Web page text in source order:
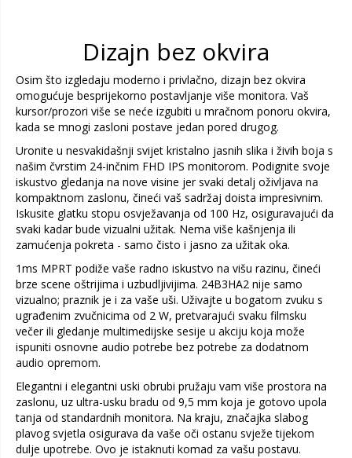
Dizajn bez okvira
Osim što izgledaju moderno i privlačno, dizajn bez okvira
omogućuje besprijekorno postavljanje više monitora. Vaš
kursor/prozori više se neće izgubiti u mračnom ponoru okvira,
kada se mnogi zasloni postave jedan pored drugog.
Uronite u nesvakidašnji svijet kristalno jasnih slika i živih boja s
našim čvrstim 24-inčnim FHD IPS monitorom. Podignite svoje
iskustvo gledanja na nove visine jer svaki detalj oživljava na
kompaktnom zaslonu, čineći vaš sadržaj doista impresivnim.
Iskusite glatku stopu osvježavanja od 100 Hz, osiguravajući da
svaki kadar bude vizualni užitak. Nema više kašnjenja ili
zamućenja pokreta - samo čisto i jasno za užitak oka.
1ms MPRT podiže vaše radno iskustvo na višu razinu, čineći
brze scene oštrijima i uzbudljivijima. 24B3HA2 nije samo
vizualno; praznik je i za vaše uši. Uživajte u bogatom zvuku s
ugrađenim zvučnicima od 2 W, pretvarajući svaku filmsku
večer ili gledanje multimedijske sesije u akciju koja može
ispuniti osnovne audio potrebe bez potrebe za dodatnom
audio opremom.
Elegantni i elegantni uski obrubi pružaju vam više prostora na
zaslonu, uz ultra-usku bradu od 9,5 mm koja je gotovo upola
tanja od standardnih monitora. Na kraju, značajka slabog
plavog svjetla osigurava da vaše oči ostanu svježe tijekom
dulje upotrebe. Ovo je istaknuti komad za vašu postavu.